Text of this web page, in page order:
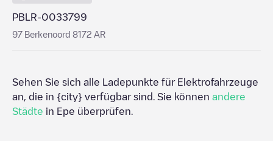
PBLR-0033799
97 Berkenoord 8172 AR
Sehen Sie sich alle Ladepunkte für Elektrofahrzeuge
an, die in {city} verfügbar sind. Sie können andere
Städte in Epe überprüfen.